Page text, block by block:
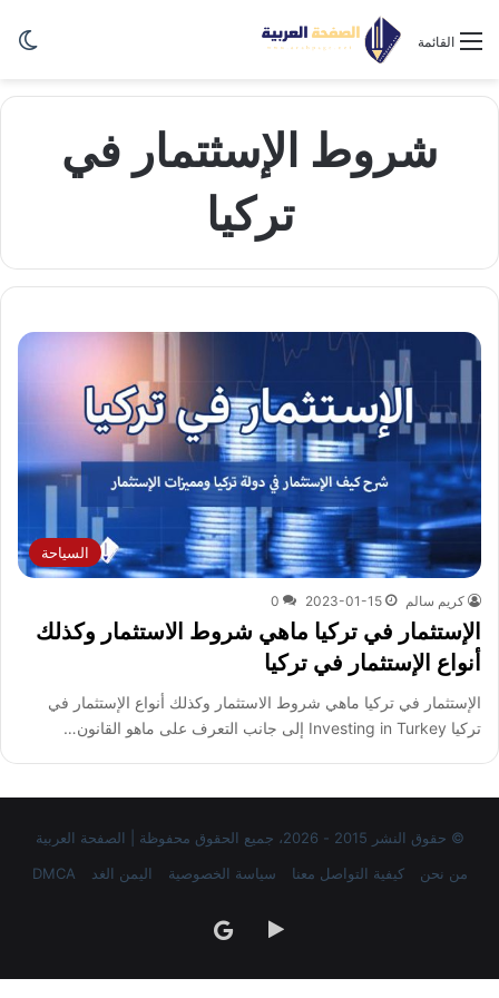
القائمة
شروط الإسثتمار في
تركيا
السياحة
كريم سالم 2023-01-15
0
الإستثمار في تركيا ماهي شروط الاستثمار وكذلك
أنواع الإستثمار في تركيا
الإستثمار في تركيا ماهي شروط الاستثمار وكذلك أنواع الإستثمار في
تركيا Investing in Turkey إلى جانب التعرف على ماهو القانون…
© حقوق النشر 2015 - 2026، جميع الحقوق محفوظة | الصفحة العربية
من نحن
كيفية التواصل معنا سياسة الخصوصية اليمن الغد DMCA
‏Google
Play
google
news